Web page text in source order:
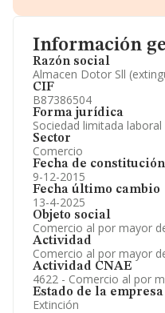
Información
Razón social
Almacen Dotor Sll
CIF
B87386504
Forma jurídica
Sociedad limitada laboral
Sector
Comercio
Fecha de constitución
9-12-2015
Fecha último cambio
13-4-2025
Objeto social
Comercio al por mayor
Actividad
Comercio al por mayor
Actividad CNAE
4622 - Comercio al por
Estado de la empresa
Extinción
Información oficial y